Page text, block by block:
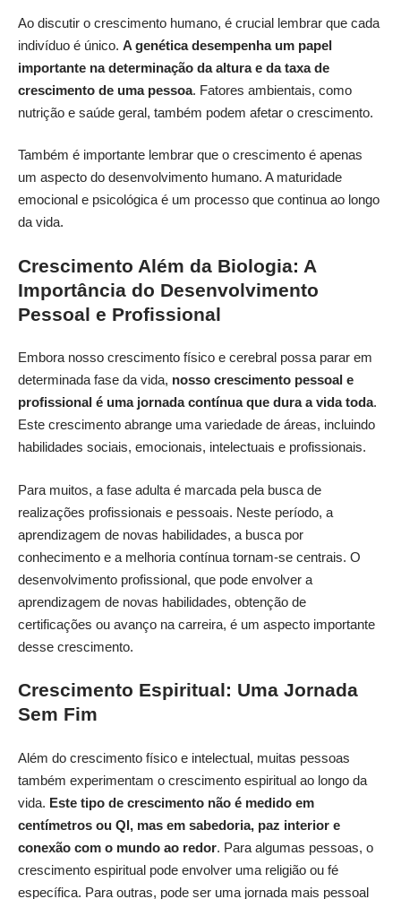
Ao discutir o crescimento humano, é crucial lembrar que cada
indivíduo é único. A genética desempenha um papel
importante na determinação da altura e da taxa de
crescimento de uma pessoa. Fatores ambientais, como
nutrição e saúde geral, também podem afetar o crescimento.
Também é importante lembrar que o crescimento é apenas
um aspecto do desenvolvimento humano. A maturidade
emocional e psicológica é um processo que continua ao longo
da vida.
Crescimento Além da Biologia: A
Importância do Desenvolvimento
Pessoal e Profissional
Embora nosso crescimento físico e cerebral possa parar em
determinada fase da vida, nosso crescimento pessoal e
profissional é uma jornada contínua que dura a vida toda.
Este crescimento abrange uma variedade de áreas, incluindo
habilidades sociais, emocionais, intelectuais e profissionais.
Para muitos, a fase adulta é marcada pela busca de
realizações profissionais e pessoais. Neste período, a
aprendizagem de novas habilidades, a busca por
conhecimento e a melhoria contínua tornam-se centrais. O
desenvolvimento profissional, que pode envolver a
aprendizagem de novas habilidades, obtenção de
certificações ou avanço na carreira, é um aspecto importante
desse crescimento.
Crescimento Espiritual: Uma Jornada
Sem Fim
Além do crescimento físico e intelectual, muitas pessoas
também experimentam o crescimento espiritual ao longo da
vida. Este tipo de crescimento não é medido em
centímetros ou QI, mas em sabedoria, paz interior e
conexão com o mundo ao redor. Para algumas pessoas, o
crescimento espiritual pode envolver uma religião ou fé
específica. Para outras, pode ser uma jornada mais pessoal